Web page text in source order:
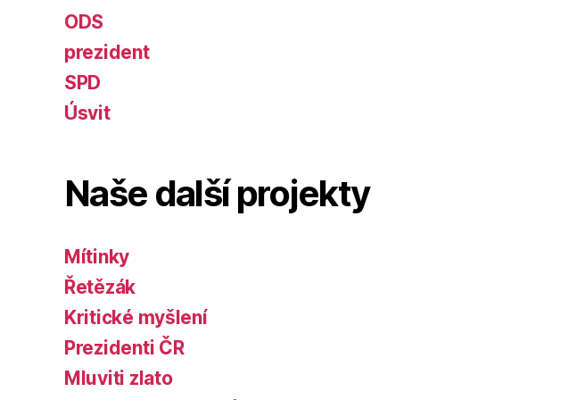
ODS
prezident
SPD
Úsvit
Naše další projekty
Mítinky
Řetězák
Kritické myšlení
Prezidenti ČR
Mluviti zlato